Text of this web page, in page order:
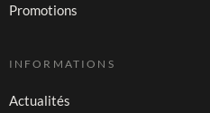
Promotions
INFORMATIONS
Actualités